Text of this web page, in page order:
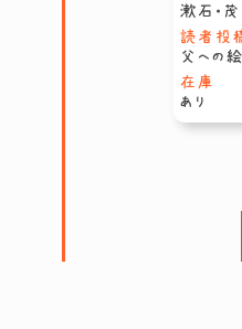
漱石・
読者投稿
父への
在庫
あり